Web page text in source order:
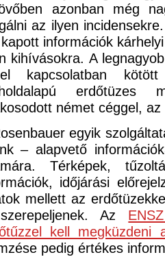
azonban még
az ilyen
információk
kihívásokra. A
kapcsolatban
erdőtüzes
német céggel, az
egyik
– alapvető
Térképek,
időjárási
mellett az
Az
kell megküzdeni
pedig értékes